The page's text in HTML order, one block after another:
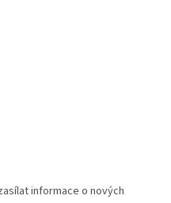
informace o nových